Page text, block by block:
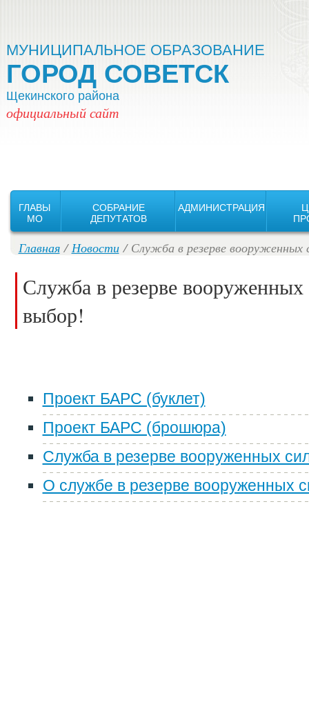
МУНИЦИПАЛЬНОЕ ОБРАЗОВАНИЕ
ГОРОД СОВЕТСК
Щекинского района
официальный сайт
ГЛАВЫ
MO
СОБРАНИЕ
ДЕПУТАТОВ
АДМИНИСТРАЦИЯ
Главная/Новости/ Служба в резерве вооруженных
Служба в резерве вооруженных
выбор!
Проект БАРС (буклет)
Проект БАРС (брошюра)
Служба в резерве вооруженных
О службе в резерве вооруженных